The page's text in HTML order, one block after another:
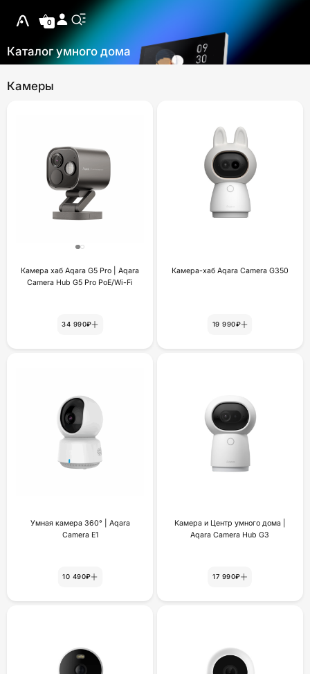
0
Каталог умного дома
Камеры
Камера хаб Aqara G5 Pro | Aqara
Camera Hub G5 Pro PoE/Wi-Fi
34 990₽
Камера-хаб Aqara Camera G350
19 990₽
Умная камера 360° | Aqara
Camera E1
10 490₽
Камера и Центр умного дома |
Aqara Camera Hub G3
17 990₽